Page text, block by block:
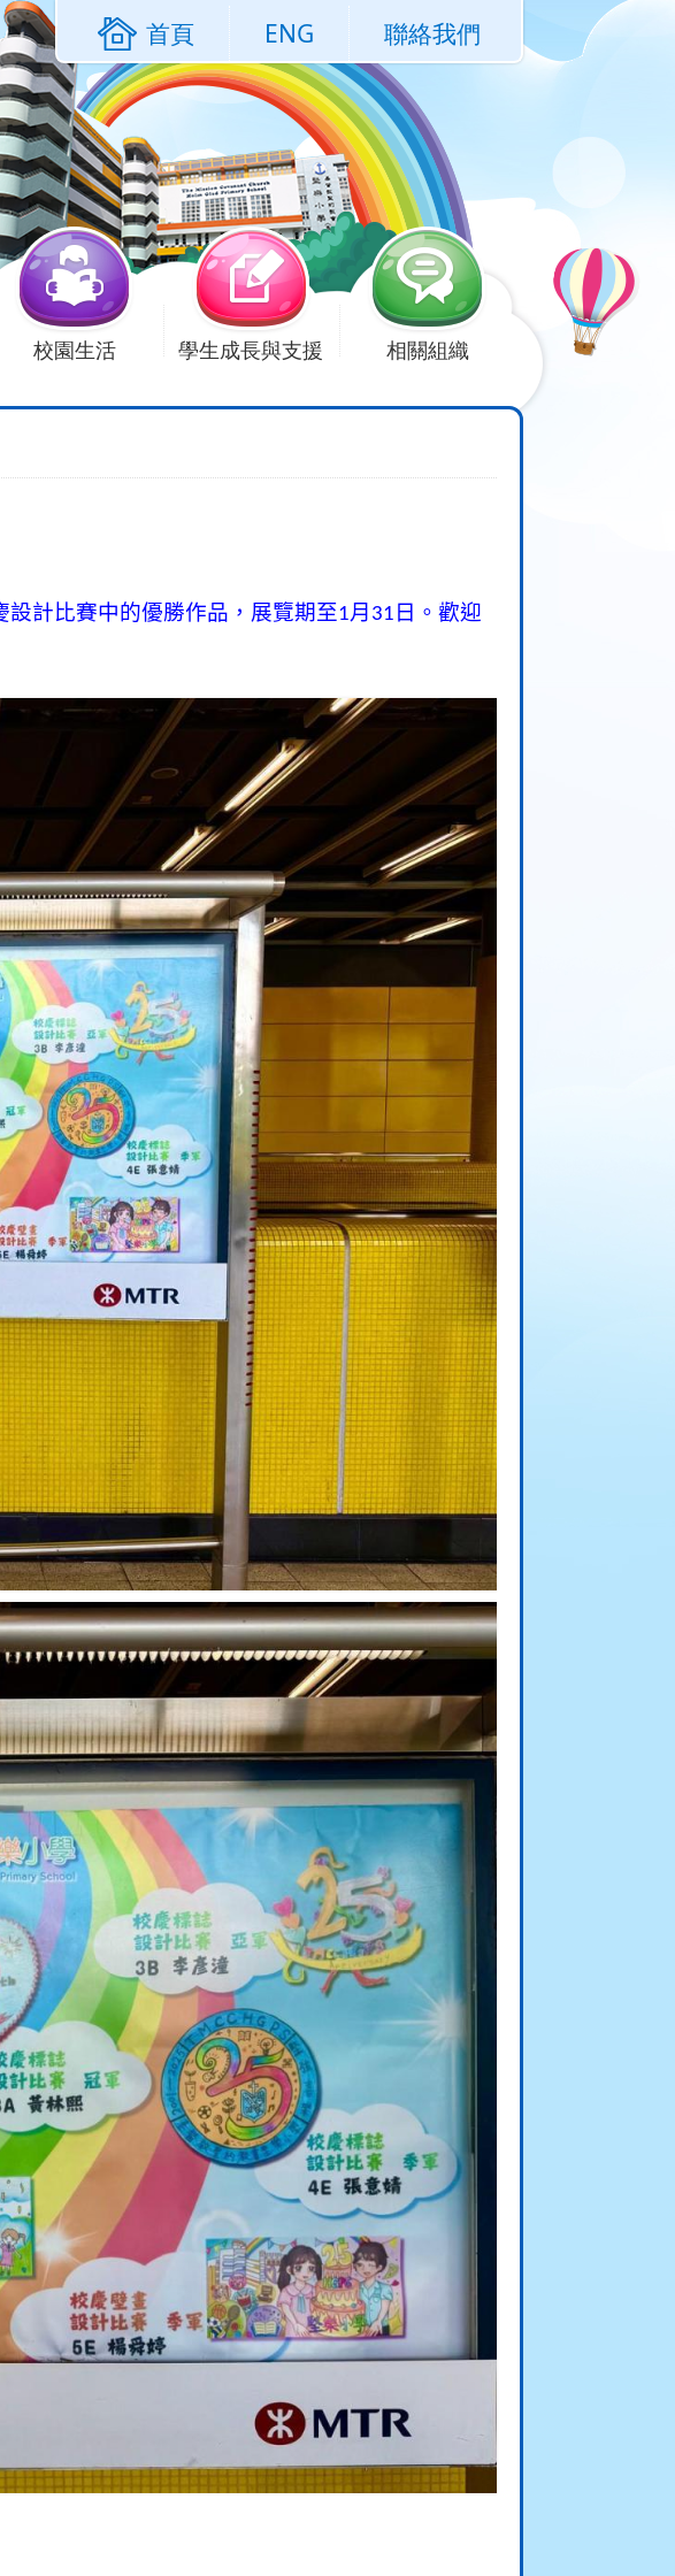
首頁 ENG 聯絡我們
校園生活 學生成長與支援 相關組織
設計比賽中的優勝作品，展覽期至1月 31 日。歡迎